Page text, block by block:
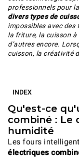
professionnels pour
divers types de
impossibles avec
la friture, la cuisson à
d’autres encore.
cuisson, la créativité
INDEX
Qu'est-ce
combiné : Le
humidité
Les fours
électriques